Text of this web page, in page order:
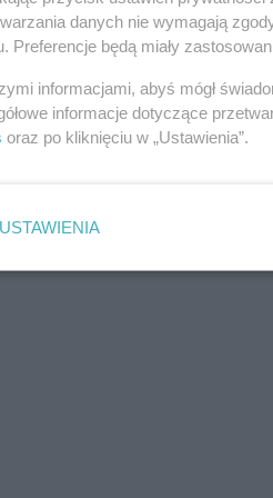
danych nie wymagają
Preferencje będą miały
informacjami, abyś mógł
informacje dotyczące
oraz po kliknięciu w „Ustawienia”.
USTAWIENIA